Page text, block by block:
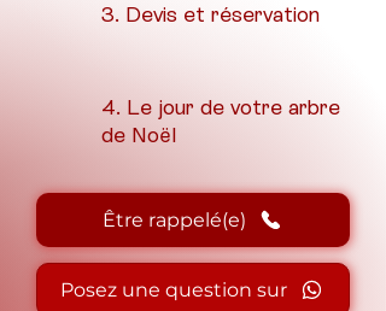
3. Devis et réservation
4. Le jour de votre arbre
de Noël
Être rappelé(e)
Posez une question sur